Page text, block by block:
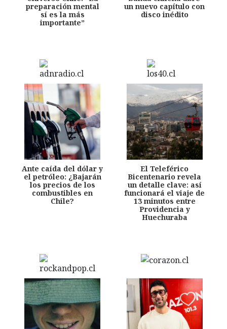
preparación mental
sí es la más
importante”
un nuevo capítulo con
disco inédito
Ante caída del dólar y
el petróleo: ¿Bajarán
los precios de los
combustibles en
Chile?
El Teleférico
Bicentenario revela
un detalle clave: así
funcionará el viaje de
13 minutos entre
Providencia y
Huechuraba